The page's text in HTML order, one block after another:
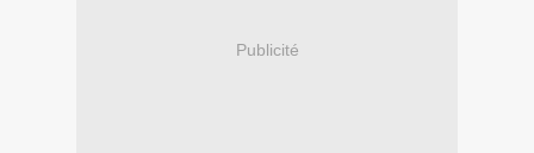
Publicité